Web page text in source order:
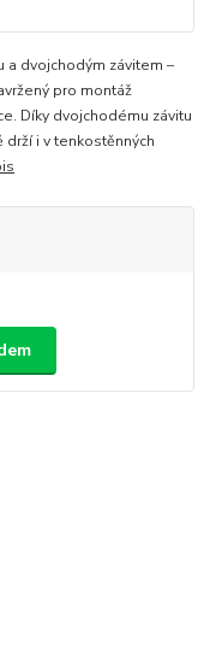
a dvojchodým závitem –
pro montáž
Díky dvojchodému závitu
i v tenkostěnných